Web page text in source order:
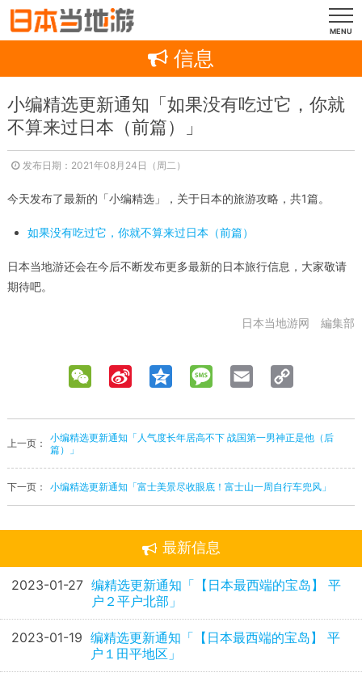
MENU
信息
小编精选更新通知「如果没有吃过它，你就
不算来过日本（前篇）」
发布日期：2021年08月24日（周二）
今天发布了最新的「小编精选」，关于日本的旅游攻略，共1篇。
如果没有吃过它，你就不算来过日本（前篇）
日本当地游还会在今后不断发布更多最新的日本旅行信息，大家敬请
期待吧。
日本当地游网 編集部
WeChat Sina
Qzone MessageEmail
上一页：
小编精选更新通知「人气度长年居高不下 战国第一男神正是他（后
篇）」
下一页： 小编精选更新通知「富士美景尽收眼底！富士山一周自行车兜风」
最新信息
2023-01-27 编精选更新通知「【日本最西端的宝岛】 平
户２平户北部」
2023-01-19 编精选更新通知「【日本最西端的宝岛】 平
户１田平地区」